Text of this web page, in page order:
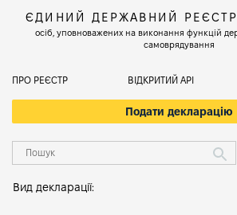
ЄДИНИЙ ДЕРЖАВНИЙ РЕЄСТР
осіб, уповноважених на виконання функцій
самоврядування
ПРО РЕЄСТР ВІДКРИТИЙ АРІ
Подати декларацію
Вид декларації: